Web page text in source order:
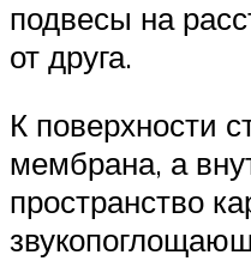
подвесы на
от друга.
К поверхности
мембрана, а
пространство